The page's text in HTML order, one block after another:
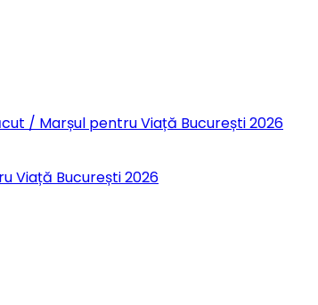
/ Marșul pentru Viață București 2026
Viață București 2026